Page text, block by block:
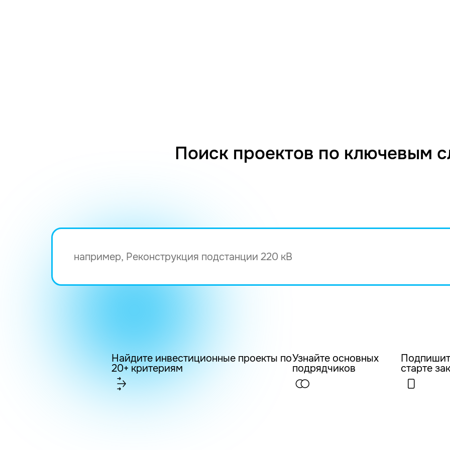
Поиск проектов по ключевым
Найдите инвестиционные проекты по
20+ критериям
Узнайте основных
подрядчиков
старте